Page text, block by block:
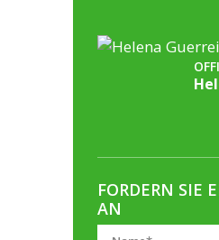
FORDERN SIE
AN